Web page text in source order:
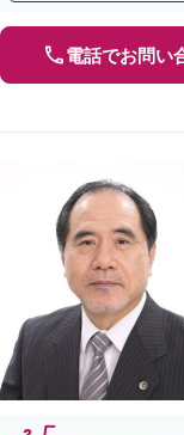
電話でお問い